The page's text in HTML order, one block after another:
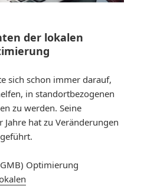
der lokalen
sich schon immer darauf,
in standortbezogenen
zu werden. Seine
hat zu Veränderungen
Optimierung